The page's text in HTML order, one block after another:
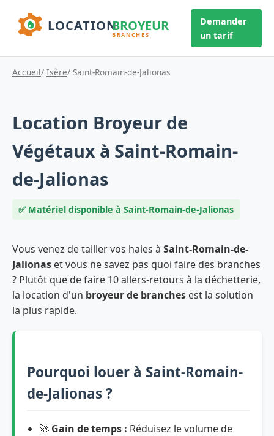
Demander
un tarif
Accueil/ Isère/ Saint-Romain-de-Jalionas
Location Broyeur de
Végétaux à Saint-Romain-
de-Jalionas
✅ Matériel disponible à Saint-Romain-de-Jalionas
Vous venez de tailler vos haies à Saint-Romain-de-
Jalionas et vous ne savez pas quoi faire des branches
? Plutôt que de faire 10 allers-retours à la déchetterie,
la location d'un broyeur de branches est la solution
la plus rapide.
Pourquoi louer à Saint-Romain-
de-Jalionas ?
🚀 Gain de temps : Réduisez le volume de